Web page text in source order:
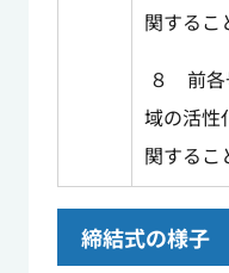
関するこ
８ 前各
域の活性
関するこ
締結式の様子